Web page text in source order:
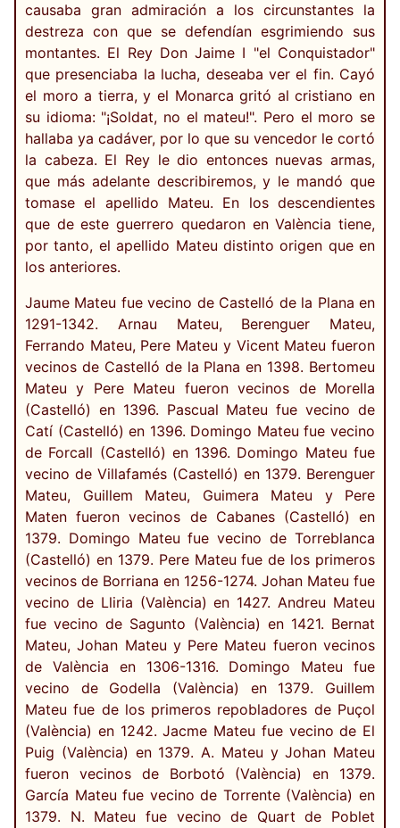
causaba gran admiración a los circunstantes la
destreza con que se defendían esgrimiendo sus
montantes. El Rey Don Jaime I "el Conquistador"
que presenciaba la lucha, deseaba ver el fin. Cayó
el moro a tierra, y el Monarca gritó al cristiano en
su idioma: "¡Soldat, no el mateu!". Pero el moro se
hallaba ya cadáver, por lo que su vencedor le cortó
la cabeza. El Rey le dio entonces nuevas armas,
que más adelante describiremos, y le mandó que
tomase el apellido Mateu. En los descendientes
que de este guerrero quedaron en València tiene,
por tanto, el apellido Mateu distinto origen que en
los anteriores.
Jaume Mateu fue vecino de Castelló de la Plana en
1291-1342. Arnau Mateu, Berenguer Mateu,
Ferrando Mateu, Pere Mateu y Vicent Mateu fueron
vecinos de Castelló de la Plana en 1398. Bertomeu
Mateu y Pere Mateu fueron vecinos de Morella
(Castelló) en 1396. Pascual Mateu fue vecino de
Catí (Castelló) en 1396. Domingo Mateu fue vecino
de Forcall (Castelló) en 1396. Domingo Mateu fue
vecino de Villafamés (Castelló) en 1379. Berenguer
Mateu, Guillem Mateu, Guimera Mateu y Pere
Maten fueron vecinos de Cabanes (Castelló) en
1379. Domingo Mateu fue vecino de Torreblanca
(Castelló) en 1379. Pere Mateu fue de los primeros
vecinos de Borriana en 1256-1274. Johan Mateu fue
vecino de Lliria (València) en 1427. Andreu Mateu
fue vecino de Sagunto (València) en 1421. Bernat
Mateu, Johan Mateu y Pere Mateu fueron vecinos
de València en 1306-1316. Domingo Mateu fue
vecino de Godella (València) en 1379. Guillem
Mateu fue de los primeros repobladores de Puçol
(València) en 1242. Jacme Mateu fue vecino de El
Puig (València) en 1379. A. Mateu y Johan Mateu
fueron vecinos de Borbotó (València) en 1379.
García Mateu fue vecino de Torrente (València) en
1379. N. Mateu fue vecino de Quart de Poblet